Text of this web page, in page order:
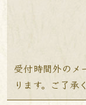
受付時間外のメ
ります。ご了承